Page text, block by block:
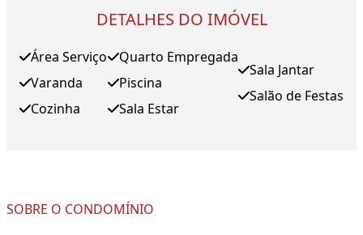
DETALHES DO IMÓVEL
Área Serviço
Varanda
Cozinha
Quarto Empregada
Piscina
Sala Estar
Sala Jantar
Salão de Festas
SOBRE O CONDOMÍNIO